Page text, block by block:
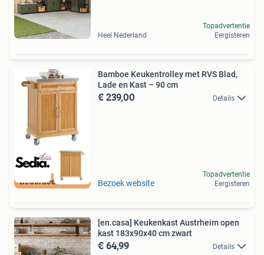
Heel Nederland
Topadvertentie
Eergisteren
Beoordeeld met 9+
Bamboe Keukentrolley met RVS Blad,
Lade en Kast – 90 cm
€ 239,00 Details
Bezoek website
Topadvertentie
Eergisteren
[en.casa] Keukenkast Austrheim open
kast 183x90x40 cm zwart
€ 64,99 Details